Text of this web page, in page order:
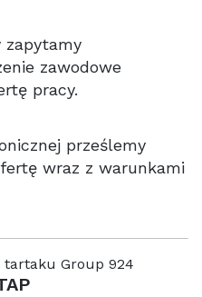
zapytamy
zawodowe
pracy.
prześlemy
wraz z warunkami